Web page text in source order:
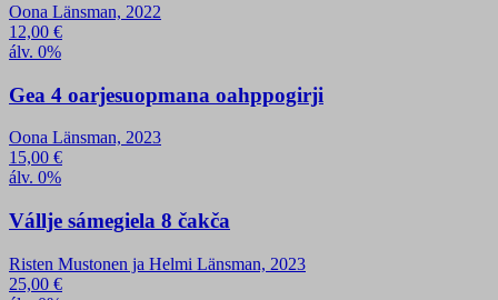
Oona Länsman, 2022
12,00 €
álv. 0%
Gea 4 oarjesuopmana oahppogirji
Oona Länsman, 2023
15,00 €
álv. 0%
Vállje sámegiela 8 čakča
Risten Mustonen ja Helmi Länsman, 2023
25,00 €